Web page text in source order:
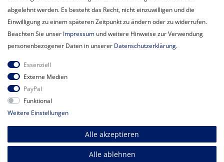
Newsletter
Newsletter
Honig
Hiermit bestätige ich, dass ich die
Meine Einwilligung kann ich jederzeit widerrufen.**
Abonnieren
** Hierbei handelt es sich um ein Pflichtfeld.
abgelehnt werden. Es besteht das Recht, nicht einzuwilligen und die
Einwilligung zu einem späteren Zeitpunkt zu ändern oder zu widerrufen.
Beachten Sie unser Impressum und weitere Hinweise zur Verwendung
personenbezogener Daten in unserer Daten­schutz­erklärung.
Essenziell
Externe Medien
PayPal
Funktional
Weitere Einstellungen
Alle akzeptieren
Alle ablehnen